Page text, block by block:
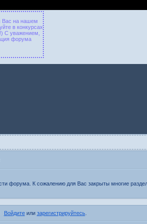
Вас на нашем
в конкурсах
С уважением,
форума
форума. К сожалению для Вас закрыты многие
Войдитеили зарегистрируйтесь.